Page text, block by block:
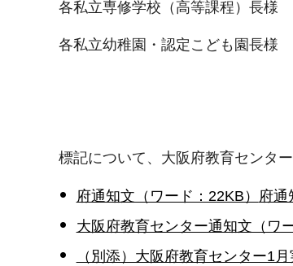
各私立専修学校（高等課程）長様
各私立幼稚園・認定こども園長様
標記について、大阪府教育センタ
府通知文（ワード：22KB）
府通
大阪府教育センター通知文（ワ
（別添）大阪府教育センター1